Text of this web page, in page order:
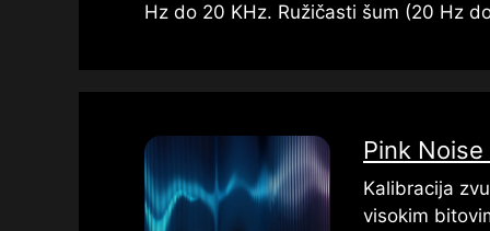
Hz do 20 KHz. Ružičasti šum (20 Hz
Pink
Kalibracija
visokim